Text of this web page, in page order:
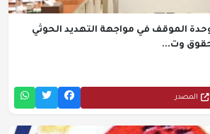
الموقف في مواجهة التهديد الحوثي
وت...
المصدر